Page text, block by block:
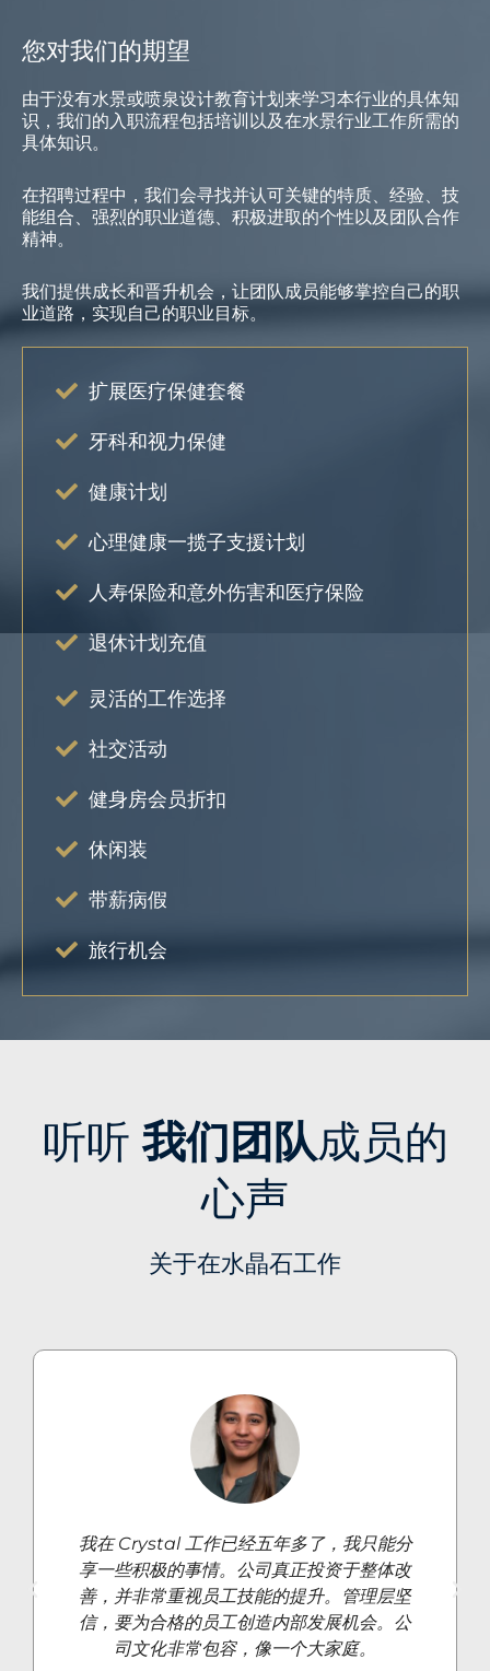
您对我们的期望
由于没有水景或喷泉设计教育计划来学习本行业的具体知
识，我们的入职流程包括培训 以及在水景行业工作所需的
具体知识。
在招聘过程中，我们会寻找并认可关键的特质、经验、技
能组合、强烈的职业道德、积极进取的个性以及团队合作
精神。
我们提供成长和晋升机会，让团队成员能够掌控自己的职
业道路，实现自己的职业目标。
扩展医疗保健套餐
牙科和视力保健
健康计划
心理健康一揽子支援计划
人寿保险和意外伤害和医疗保险
退休计划充值
灵活的工作选择
社交活动
健身房会员折扣
休闲装
带薪病假
旅行机会
听听 我们团队成员的
心声
关于在水晶石工作
我在 Crystal 工作已经五年多了，我只能分
享一些积极的事情。公司真正投资于整体改
善，并非常重视员工技能的提升。管理层坚
信，要为合格的员工创造内部发展机会。公
司文化非常包容，像一个大家庭。